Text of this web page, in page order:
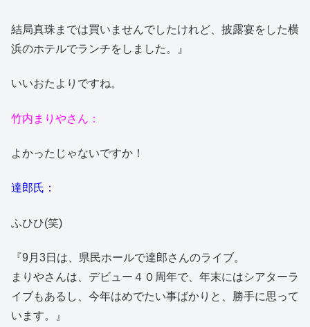
結局真珠までは買いませんでしたけれど、披露宴をした横
浜のホテルでランチをしました。』
いいおたよりですね。
竹内まりやさん：
よかったじゃないですか！
達郎氏：
ふひひ(笑)
『9月3日は、県民ホールで達郎さんのライブ。
まりやさんは、デビュー４０周年で、年末にはシアターラ
イブもあるし、今年はめでたい事ばかりと、勝手に思って
います。』